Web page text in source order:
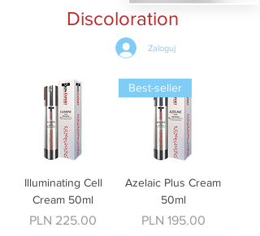
Discoloration
Zaloguj
Illuminating Cell
Cream 50ml
Price
PLN 225.00
Best-seller
Azelaic Plus Cream
50ml
Price
PLN 195.00